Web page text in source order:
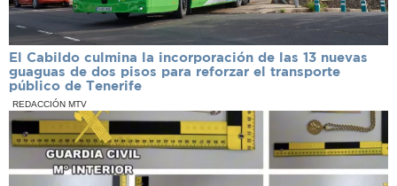
El Cabildo culmina la incorporación de las 13 nuevas
guaguas de dos pisos para reforzar el transporte
público de Tenerife
REDACCIÓN MTV